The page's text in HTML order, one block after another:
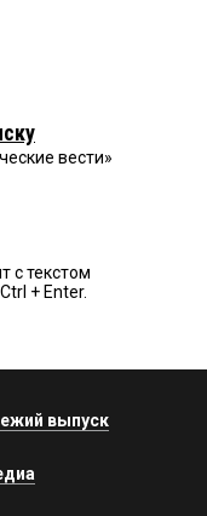
вести»
с текстом
+ Enter.
выпуск